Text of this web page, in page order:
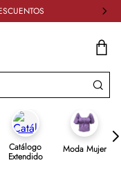
Catálogo
Extendido
Moda Mujer